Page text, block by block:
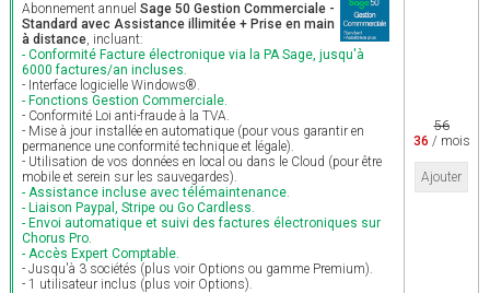
Abonnement annuel Sage 50 Gestion Commerciale -
Standard avec Assistance illimitée + Prise en main
à distance, incluant:
- Conformité Facture électronique via la PA Sage, jusqu'à
6000 factures/an incluses.
- Interface logicielle Windows®.
- Fonctions Gestion Commerciale.
- Conformité Loi anti-fraude à la TVA.
- Mise à jour installée en automatique (pour vous garantir en
permanence une conformité technique et légale).
- Utilisation de vos données en local ou dans le Cloud (pour être
mobile et serein sur les sauvegardes).
- Assistance incluse avec télémaintenance.
- Liaison Paypal, Stripe ou Go Cardless.
- Envoi automatique et suivi des factures électroniques sur
Chorus Pro.
- Accès Expert Comptable.
- Jusqu'à 3 sociétés (plus voir Options ou gamme Premium).
- 1 utilisateur inclus (plus voir Options).
56
36 / mois
Ajouter